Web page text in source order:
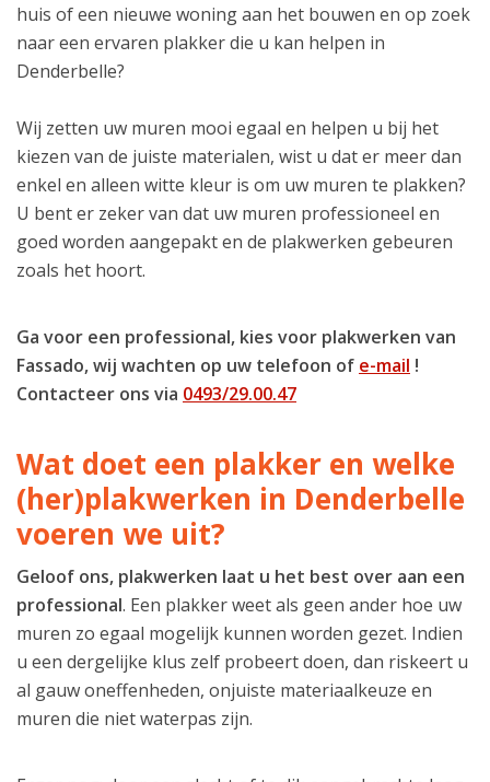
huis of een nieuwe woning aan het bouwen en op zoek
naar een ervaren plakker die u kan helpen in
Denderbelle?
Wij zetten uw muren mooi egaal en helpen u bij het
kiezen van de juiste materialen, wist u dat er meer dan
enkel en alleen witte kleur is om uw muren te plakken?
U bent er zeker van dat uw muren professioneel en
goed worden aangepakt en de plakwerken gebeuren
zoals het hoort.
Ga voor een professional, kies voor plakwerken van
Fassado, wij wachten op uw telefoon of e-mail !
Contacteer ons via 0493/29.00.47
Wat doet een plakker en welke
(her)plakwerken in Denderbelle
voeren we uit?
Geloof ons, plakwerken laat u het best over aan een
professional. Een plakker weet als geen ander hoe uw
muren zo egaal mogelijk kunnen worden gezet. Indien
u een dergelijke klus zelf probeert doen, dan riskeert u
al gauw oneffenheden, onjuiste materiaalkeuze en
muren die niet waterpas zijn.